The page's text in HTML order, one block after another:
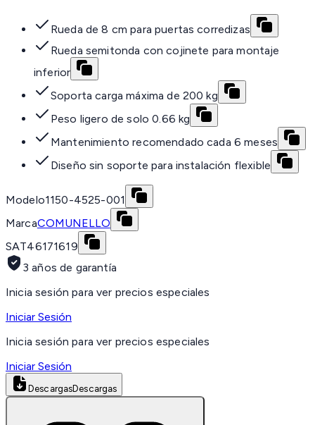
Rueda de 8 cm para puertas corredizas
Rueda semitonda con cojinete para montaje
inferior
Soporta carga máxima de 200 kg
Peso ligero de solo 0.66 kg
Mantenimiento recomendado cada 6 meses
Diseño sin soporte para instalación flexible
Modelo1150-4525-001
MarcaCOMUNELLO
SAT46171619
3 años de garantía
Inicia sesión para ver precios especiales
Iniciar Sesión
Inicia sesión para ver precios especiales
Iniciar Sesión
DescargasDescargas